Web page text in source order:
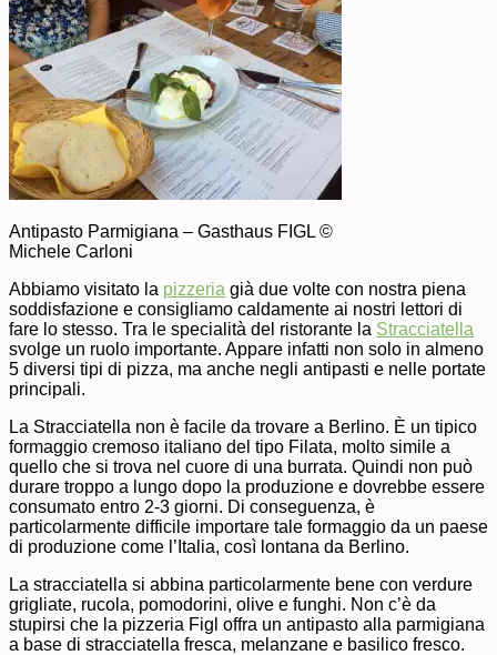
Antipasto Parmigiana – Gasthaus FIGL ©
Michele Carloni
Abbiamo visitato la pizzeria già due volte con nostra piena
soddisfazione e consigliamo caldamente ai nostri lettori di
fare lo stesso. Tra le specialità del ristorante la Stracciatella
svolge un ruolo importante. Appare infatti non solo in almeno
5 diversi tipi di pizza, ma anche negli antipasti e nelle portate
principali.
La Stracciatella non è facile da trovare a Berlino. È un tipico
formaggio cremoso italiano del tipo Filata, molto simile a
quello che si trova nel cuore di una burrata. Quindi non può
durare troppo a lungo dopo la produzione e dovrebbe essere
consumato entro 2-3 giorni. Di conseguenza, è
particolarmente difficile importare tale formaggio da un paese
di produzione come l’Italia, così lontana da Berlino.
La stracciatella si abbina particolarmente bene con verdure
grigliate, rucola, pomodorini, olive e funghi. Non c’è da
stupirsi che la pizzeria Figl offra un antipasto alla parmigiana
a base di stracciatella fresca, melanzane e basilico fresco.